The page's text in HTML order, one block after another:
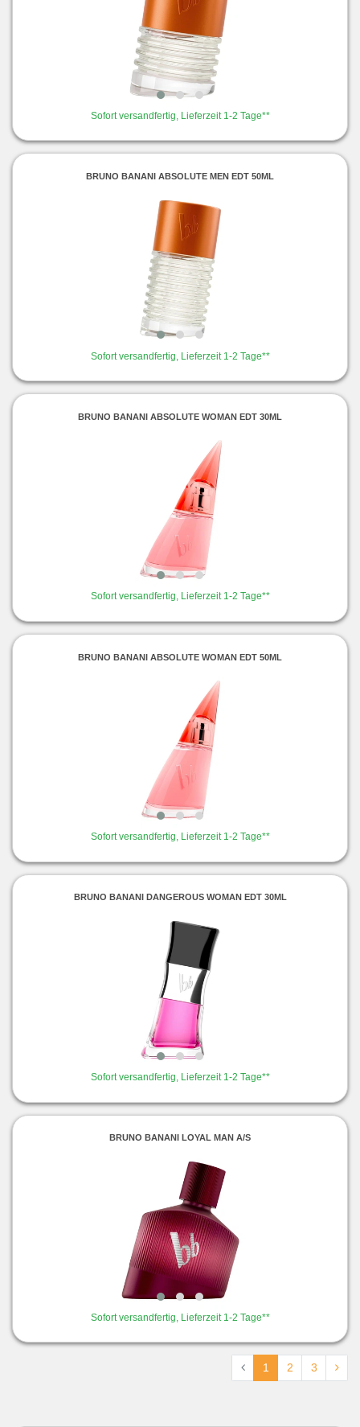
Sofort versandfertig, Lieferzeit 1-2 Tage**
BRUNO BANANI ABSOLUTE MEN EDT 50ML
Sofort versandfertig, Lieferzeit 1-2 Tage**
BRUNO BANANI ABSOLUTE WOMAN EDT 30ML
Sofort versandfertig, Lieferzeit 1-2 Tage**
BRUNO BANANI ABSOLUTE WOMAN EDT 50ML
Sofort versandfertig, Lieferzeit 1-2 Tage**
BRUNO BANANI DANGEROUS WOMAN EDT 30ML
Sofort versandfertig, Lieferzeit 1-2 Tage**
BRUNO BANANI LOYAL MAN A/S
Sofort versandfertig, Lieferzeit 1-2 Tage**
1 2 3